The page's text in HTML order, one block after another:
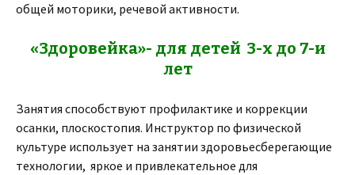
общей моторики, речевой активности.
«Здоровейка»- для детей 3-х до 7-и
лет
Занятия способствуют профилактике и коррекции
осанки, плоскостопия. Инструктор по физической
культуре использует на занятии здоровьесберегающие
технологии, яркое и привлекательное для